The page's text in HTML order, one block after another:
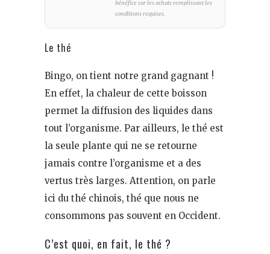
bénéfice sur les achats remplissant les
conditions requises.
Le thé
Bingo, on tient notre grand gagnant !
En effet, la chaleur de cette boisson
permet la diffusion des liquides dans
tout l’organisme. Par ailleurs, le thé est
la seule plante qui ne se retourne
jamais contre l’organisme et a des
vertus très larges. Attention, on parle
ici du thé chinois, thé que nous ne
consommons pas souvent en Occident.
C’est quoi, en fait, le thé ?